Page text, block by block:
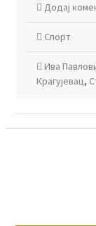
Додај
Спорт
Ива
Крагујевац,